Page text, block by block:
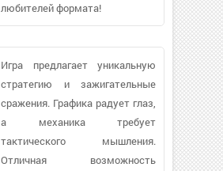
любителей формата!
Игра предлагает уникальную
стратегию и зажигательные
сражения. Графика радует глаз,
а механика требует
тактического мышления.
Отличная возможность